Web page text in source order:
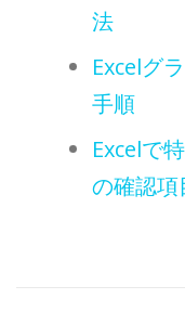
法
Excelグ
手順
Excelで
の確認項